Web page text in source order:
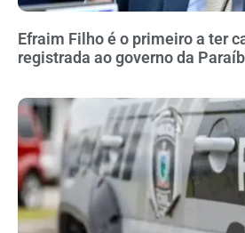
Efraim Filho é o primeiro a ter
registrada ao governo da